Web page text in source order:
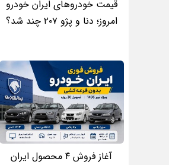
قیمت خودروهای ایران خودرو
امروز؛ دنا و پژو ۲۰۷ چند شد؟
آغاز فروش ۴ محصول ایران